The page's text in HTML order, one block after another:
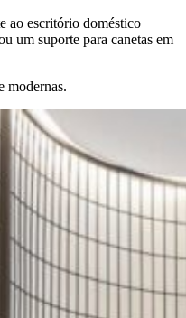
ao escritório doméstico
um suporte para canetas em
modernas.